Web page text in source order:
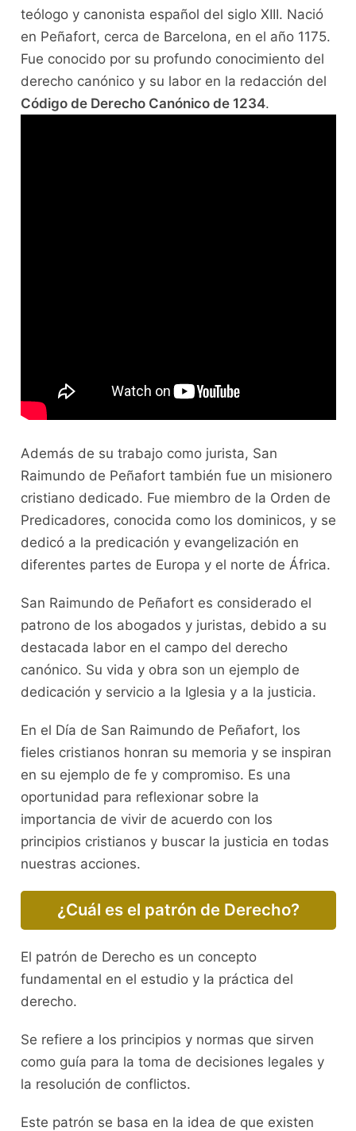
teólogo y canonista español del siglo XIII. Nació
en Peñafort, cerca de Barcelona, en el año 1175.
Fue conocido por su profundo conocimiento del
derecho canónico y su labor en la redacción del
Código de Derecho Canónico de 1234.
Además de su trabajo como jurista, San
Raimundo de Peñafort también fue un misionero
cristiano dedicado. Fue miembro de la Orden de
Predicadores, conocida como los dominicos, y se
dedicó a la predicación y evangelización en
diferentes partes de Europa y el norte de África.
San Raimundo de Peñafort es considerado el
patrono de los abogados y juristas, debido a su
destacada labor en el campo del derecho
canónico. Su vida y obra son un ejemplo de
dedicación y servicio a la Iglesia y a la justicia.
En el Día de San Raimundo de Peñafort, los
fieles cristianos honran su memoria y se inspiran
en su ejemplo de fe y compromiso. Es una
oportunidad para reflexionar sobre la
importancia de vivir de acuerdo con los
principios cristianos y buscar la justicia en todas
nuestras acciones.
¿Cuál es el patrón de Derecho?
El patrón de Derecho es un concepto
fundamental en el estudio y la práctica del
derecho.
Se refiere a los principios y normas que sirven
como guía para la toma de decisiones legales y
la resolución de conflictos.
Este patrón se basa en la idea de que existen